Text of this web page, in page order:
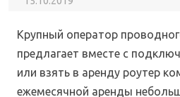
Крупный оператор
предлагает вместе с
или взять в аренду роутер
ежемесячной аренды